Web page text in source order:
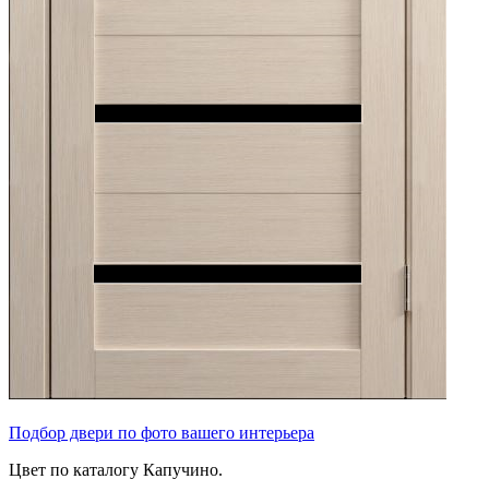
Подбор двери по фото вашего интерьера
Цвет по каталогу Капучино.